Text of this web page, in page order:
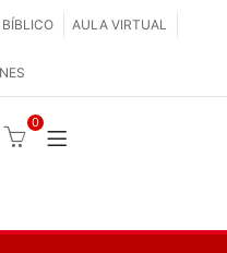
AULA VIRTUAL
0